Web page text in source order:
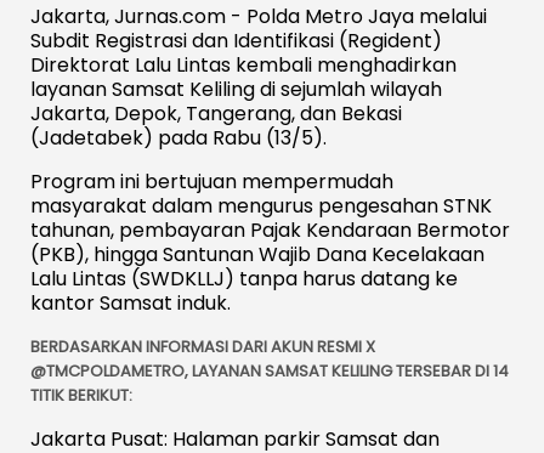
Jakarta, Jurnas.com - Polda Metro Jaya melalui
Subdit Registrasi dan Identifikasi (Regident)
Direktorat Lalu Lintas kembali menghadirkan
layanan Samsat Keliling di sejumlah wilayah
Jakarta, Depok, Tangerang, dan Bekasi
(Jadetabek) pada Rabu (13/5).
Program ini bertujuan mempermudah
masyarakat dalam mengurus pengesahan STNK
tahunan, pembayaran Pajak Kendaraan Bermotor
(PKB), hingga Santunan Wajib Dana Kecelakaan
Lalu Lintas (SWDKLLJ) tanpa harus datang ke
kantor Samsat induk.
BERDASARKAN INFORMASI DARI AKUN RESMI X
@TMCPOLDAMETRO, LAYANAN SAMSAT KELILING TERSEBAR DI 14
TITIK BERIKUT:
Jakarta Pusat: Halaman parkir Samsat dan